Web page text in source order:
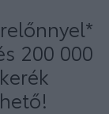
200 000